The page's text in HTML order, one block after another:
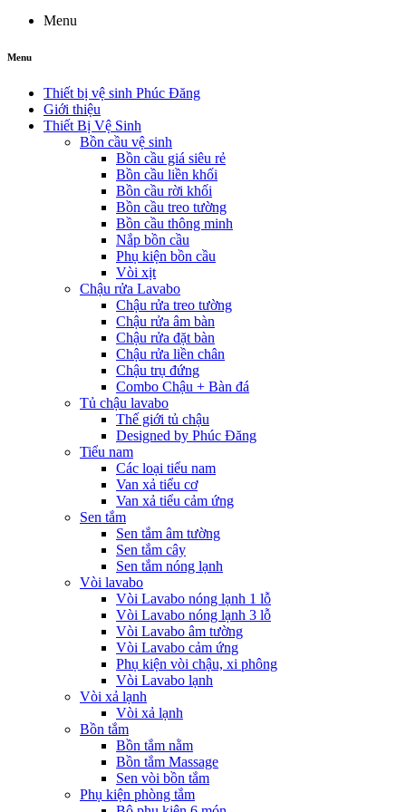
Menu
Menu
Thiết bị vệ sinh Phúc Đăng
Giới thiệu
Thiết Bị Vệ Sinh
Bồn cầu vệ sinh
Bồn cầu giá siêu rẻ
Bồn cầu liền khối
Bồn cầu rời khối
Bồn cầu treo tường
Bồn cầu thông minh
Nắp bồn cầu
Phụ kiện bồn cầu
Vòi xịt
Chậu rửa Lavabo
Chậu rửa treo tường
Chậu rửa âm bàn
Chậu rửa đặt bàn
Chậu rửa liền chân
Chậu trụ đứng
Combo Chậu + Bàn đá
Tủ chậu lavabo
Thế giới tủ chậu
Designed by Phúc Đăng
Tiểu nam
Các loại tiểu nam
Van xả tiểu cơ
Van xả tiểu cảm ứng
Sen tắm
Sen tắm âm tường
Sen tắm cây
Sen tắm nóng lạnh
Vòi lavabo
Vòi Lavabo nóng lạnh 1 lỗ
Vòi Lavabo nóng lạnh 3 lỗ
Vòi Lavabo âm tường
Vòi Lavabo cảm ứng
Phụ kiện vòi chậu, xi phông
Vòi Lavabo lạnh
Vòi xả lạnh
Vòi xả lạnh
Bồn tắm
Bồn tắm nằm
Bồn tắm Massage
Sen vòi bồn tắm
Phụ kiện phòng tắm